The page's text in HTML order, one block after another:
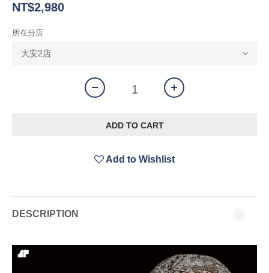
NT$2,980
所在分店
ADD TO CART
Add to Wishlist
DESCRIPTION